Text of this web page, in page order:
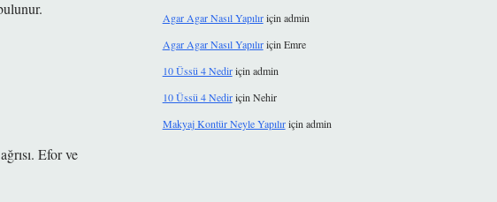
Efor ve
Agar Agar Nasıl Yapılıriçin admin
Agar Agar Nasıl Yapılıriçin Emre
10 Üssü 4 Nediriçin admin
10 Üssü 4 Nediriçin Nehir
Makyaj Kontür Neyle Yapılıriçin admin